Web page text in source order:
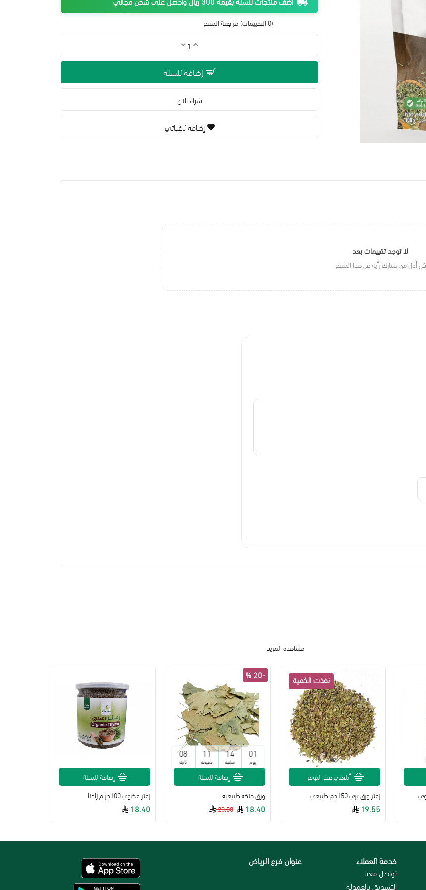
(0 التقييمات) مراجعة المنتج
إضافة للسلة
شراء الان
إضافة لرغباتي
لا توجد تقييمات بعد
كن أول من يشارك رأيه عن هذا المنتج.
مشاهدة المزيد
زعتر ورق بري 150جم طبيعي
19.55
أبلغني عند التوفر
-20 %
01
يوم
14
ساعة
11
دقيقة
07
ثانية
ورق جنكة طبيعية
23.00 18.40
إضافة للسلة
زعتر عضوي 100جرام زادنا
18.40
إضافة للسلة
خدمة العملاء
تواصل معنا
التسويق بالعمولة
عنوان فرع الرياض